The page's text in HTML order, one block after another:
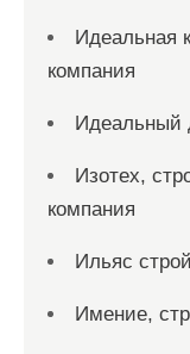
Идеальная
компания
Идеальный
Изотех,
компания
Ильяс
Имение,